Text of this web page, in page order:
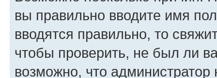
вы правильно вводите имя
вводятся правильно, то
чтобы проверить, не был ли
возможно, что администратор